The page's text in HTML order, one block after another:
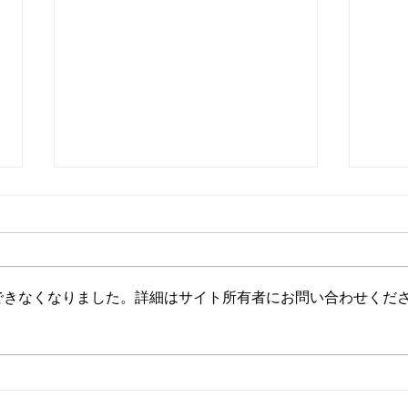
どん
なくなりました。詳細はサイト所有者にお問い合わせくださ